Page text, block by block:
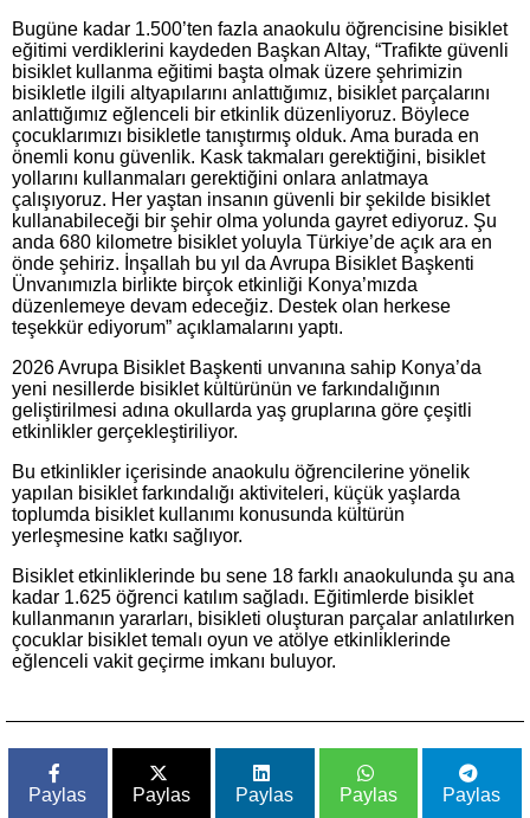
Bugüne kadar 1.500’ten fazla anaokulu öğrencisine bisiklet
eğitimi verdiklerini kaydeden Başkan Altay, “Trafikte güvenli
bisiklet kullanma eğitimi başta olmak üzere şehrimizin
bisikletle ilgili altyapılarını anlattığımız, bisiklet parçalarını
anlattığımız eğlenceli bir etkinlik düzenliyoruz. Böylece
çocuklarımızı bisikletle tanıştırmış olduk. Ama burada en
önemli konu güvenlik. Kask takmaları gerektiğini, bisiklet
yollarını kullanmaları gerektiğini onlara anlatmaya
çalışıyoruz. Her yaştan insanın güvenli bir şekilde bisiklet
kullanabileceği bir şehir olma yolunda gayret ediyoruz. Şu
anda 680 kilometre bisiklet yoluyla Türkiye’de açık ara en
önde şehiriz. İnşallah bu yıl da Avrupa Bisiklet Başkenti
Ünvanımızla birlikte birçok etkinliği Konya’mızda
düzenlemeye devam edeceğiz. Destek olan herkese
teşekkür ediyorum” açıklamalarını yaptı.
2026 Avrupa Bisiklet Başkenti unvanına sahip Konya’da
yeni nesillerde bisiklet kültürünün ve farkındalığının
geliştirilmesi adına okullarda yaş gruplarına göre çeşitli
etkinlikler gerçekleştiriliyor.
Bu etkinlikler içerisinde anaokulu öğrencilerine yönelik
yapılan bisiklet farkındalığı aktiviteleri, küçük yaşlarda
toplumda bisiklet kullanımı konusunda kültürün
yerleşmesine katkı sağlıyor.
Bisiklet etkinliklerinde bu sene 18 farklı anaokulunda şu ana
kadar 1.625 öğrenci katılım sağladı. Eğitimlerde bisiklet
kullanmanın yararları, bisikleti oluşturan parçalar anlatılırken
çocuklar bisiklet temalı oyun ve atölye etkinliklerinde
eğlenceli vakit geçirme imkanı buluyor.
Paylas Paylas Paylas Paylas Paylas